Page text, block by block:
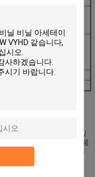
명, 용해 되지
질
시각적으로
DOW
캔 페인트, 스트립 할 수 있
이블, 고무 및 플라스틱 거품
플래크, 바닥, 암호 텍스트